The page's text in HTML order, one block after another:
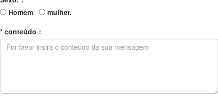
Homem
mulher.
* conteúdo ：